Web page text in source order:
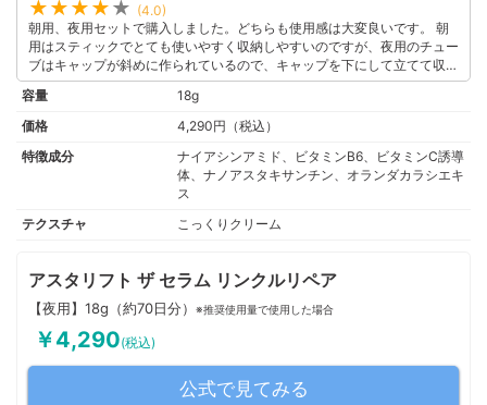
(4.0)
朝用、夜用セットで購入しました。どちらも使用感は大変良いです。 朝
用はスティックでとても使いやすく収納しやすいのですが、夜用のチュー
ブはキャップが斜めに作られているので、キャップを下にして立てて収納
（クリームを出やすくする為）するのに困ります。 夜用もスティックに
して頂ければ朝用同様に使いやすく収納も便利になりますが、テクスチャ
ー的に難しいですよね。 であればキャップを平らにして頂けると助かり
容量
18g
価格
4,290円（税込）
特徴成分
ナイアシンアミド、ビタミンB6、ビタミンC誘導
体、ナノアスタキサンチン、オランダカラシエキ
ス
テクスチャ
こっくりクリーム
アスタリフト ザ セラム リンクルリペア
【夜用】18g（約70日分） ※推奨使用量で使用した場合
￥4,290(税込)
公式で見てみる